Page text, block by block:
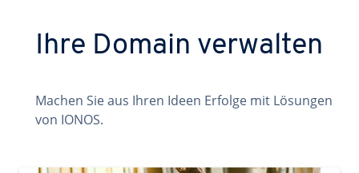
Ihre Domain verwalten
Machen Sie aus Ihren Ideen Erfolge mit Lösungen
von IONOS.